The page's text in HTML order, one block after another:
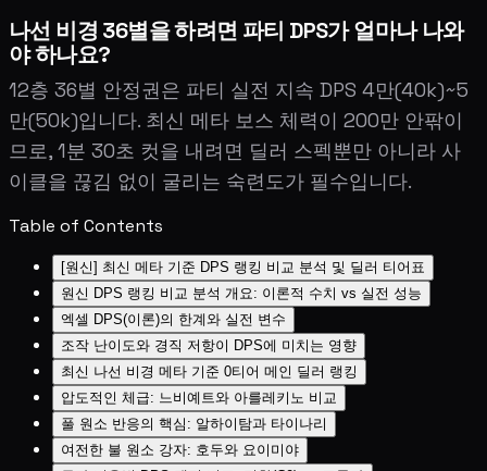
나선 비경 36별을 하려면 파티 DPS가 얼마나 나와
야 하나요?
12층 36별 안정권은 파티 실전 지속 DPS 4만(40k)~5
만(50k)입니다. 최신 메타 보스 체력이 200만 안팎이
므로, 1분 30초 컷을 내려면 딜러 스펙뿐만 아니라 사
이클을 끊김 없이 굴리는 숙련도가 필수입니다.
Table of Contents
[원신] 최신 메타 기준 DPS 랭킹 비교 분석 및 딜러 티어표
원신 DPS 랭킹 비교 분석 개요: 이론적 수치 vs 실전 성능
엑셀 DPS(이론)의 한계와 실전 변수
조작 난이도와 경직 저항이 DPS에 미치는 영향
최신 나선 비경 메타 기준 0티어 메인 딜러 랭킹
압도적인 체급: 느비예트와 아를레키노 비교
풀 원소 반응의 핵심: 알하이탐과 타이나리
여전한 불 원소 강자: 호두와 요이미야